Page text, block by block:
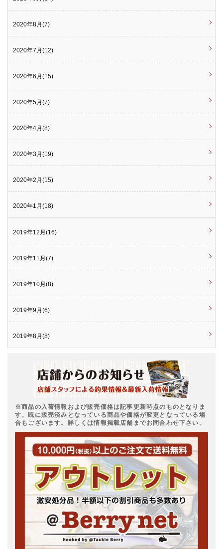
2020年8月(7)
2020年7月(12)
2020年6月(15)
2020年5月(7)
2020年4月(8)
2020年3月(19)
2020年2月(15)
2020年1月(18)
2019年12月(16)
2019年11月(7)
2019年10月(8)
2019年9月(6)
2019年8月(8)
※商品の入荷情報および販売価格は記事更新時点のものとなりま
す。既に販売済みとなっている商品や価格が変更となっている場
合もございます。詳しくは情報掲載店舗までお問合わせ下さい。